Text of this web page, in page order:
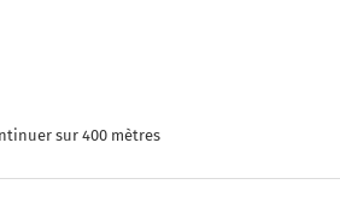
sur 400 mètres